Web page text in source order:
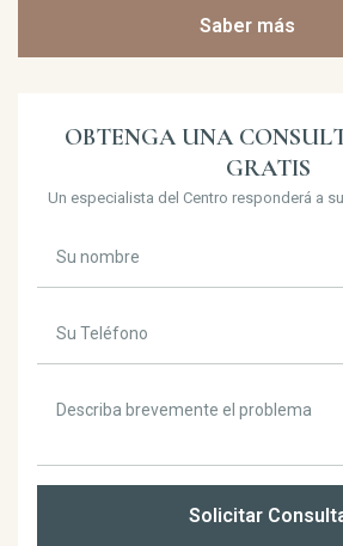
Saber más
OBTENGA UNA
GRATIS
Un especialista del Centro responderá a
Solicitar